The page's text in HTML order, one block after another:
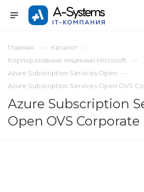
Главная
Каталог
Корпоративные лицензии Microsoft
Azure Subscription Services Open
Azure Subscription Services Open OVS
Azure Subscription
Open OVS Corporate